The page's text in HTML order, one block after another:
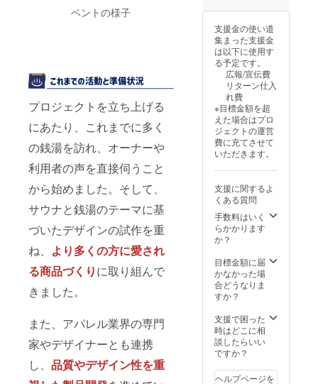
ベントの様子
プロジェクトを立ち上げる
にあたり、これまでに多く
の銭湯を訪れ、オーナーや
利用者の声を直接伺うこと
から始めました。そして、
サウナと銭湯のテーマに基
づいたデザインの試作を重
ね、 より多くの方に愛され
る商品づくりに取り組んで
きました。
また、アパレル業界の専門
家やデザイナーとも連携
し、 品質やデザイン性を重
終了
後、1週
間以内
にご登
録の
メール
アドレ
スへご
連絡さ
せて頂
きま
す。 ◉デ
ザイン
の最終
決定方
ご提案
いただ
いた内
容を元
行いま
す。
ち早く
します♪
※著作権
は全て
弊社へ
譲渡す
る形に
す。ご
自身の
サイト
等で販
売し、
収益を
とは出
来ませ
ん。 ◉支
援者と
のやり
方法：
メー
ルや専
用
ムでの
ヒアリ
ングし
ます。 ◉
流れと
支援金の使い道
集まった支援金
は以下に使用す
る予定です。
広報/宣伝費
リターン仕入
れ費
※目標金額を超
えた場合はプロ
ジェクトの運営
費に充てさせて
いただきます。
支援に関するよ
くある質問
手数料はいく
らかかります
か？
目標金額に届
かなかった場
合どうなりま
すか？
支援で困った
時はどこに相
談したらいい
ですか？
ヘルプページを